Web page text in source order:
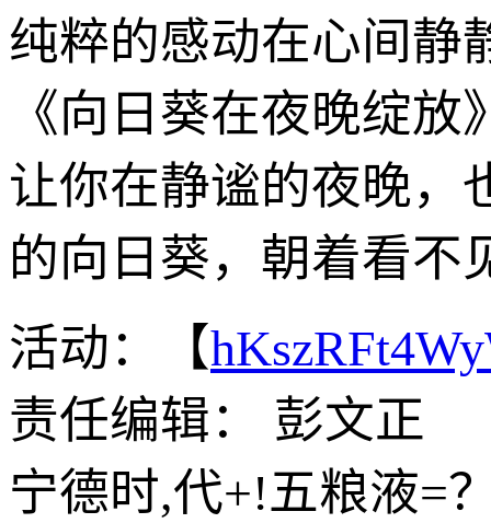
纯粹的感动在心间静
《向日葵在夜晚绽
让你在静谧的夜晚，
的向日葵，朝着看不
活动：【
责任编辑： 彭文正
宁德时,代+!五粮液=